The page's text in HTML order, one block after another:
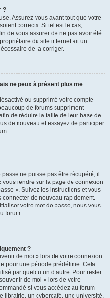
?
Assurez-vous avant tout que votre
corrects. Si tel est le cas,
de vous assurer de ne pas avoir été
du site internet ait un
de la corriger.
ne peux à présent plus me
ou supprimé votre compte
de forums suppriment
de réduire la taille de leur base de
de nouveau et essayez de participer
ne puisse pas être récupéré, il
rendre sur la page de connexion
». Suivez les instructions et vous
connecter de nouveau rapidement.
votre mot de passe, nous vous
forum.
?
de moi » lors de votre connexion
pour une période prédéfinie. Cela
par quelqu’un d’autre. Pour rester
de moi » lors de votre
si vous accédez au forum
librairie, un cybercafé, une université,